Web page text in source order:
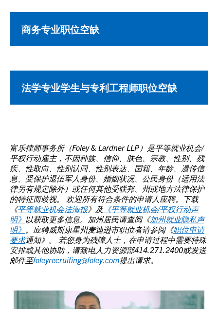
商务专业职位空缺
法学专业学生与专利工程师职位空缺
富乐律师事务所（Foley & Lardner LLP）是平等就业机会/
平权行动雇主，不因种族、信仰、肤色、宗教、性别、残
疾、性取向、性别认同、性别表达、国籍、年龄、遗传信
息、受保护退伍军人身份、婚姻状况、公民身份（适用法
律另有规定除外）或任何其他受联邦、州或地方法律保护
的特征而歧视。 欢迎所有符合条件的申请人应聘。下载
《平等就业机会法海报》及 《平等就业机会/平权行动声
明》 以获取更多信息。加州居民请查阅《加州就业隐私声
明》 。应聘威斯康星州麦迪逊市职位者请参阅《职位申请
要求通知》。
若您身为残障人士，在申请过程中需要特殊
安排或其他协助，请致电人力资源部414.271.2400或发送
邮件至foleyrecruiting@foley.com提出请求。